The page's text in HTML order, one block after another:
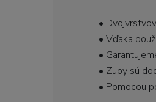
•
• Vďaka
•
• Zuby sú
• Pomocou